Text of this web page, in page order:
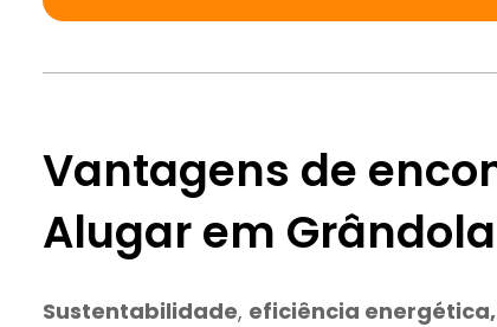
Vantagens de
Alugar em Grândola
Sustentabilidade, eficiência